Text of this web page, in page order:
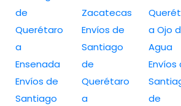
de
Querétaro
a
Ensenada
Envíos de
Santiago
Zacatecas
Envíos de
Santiago
de
Querétaro
a
a Ojo
Agua
Envíos
de